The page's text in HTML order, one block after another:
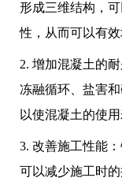
形成三维结构，
性，从而可以有
2. 增加混凝土的
冻融循环、盐害
以使混凝土的使用
3. 改善施工性能
可以减少施工时